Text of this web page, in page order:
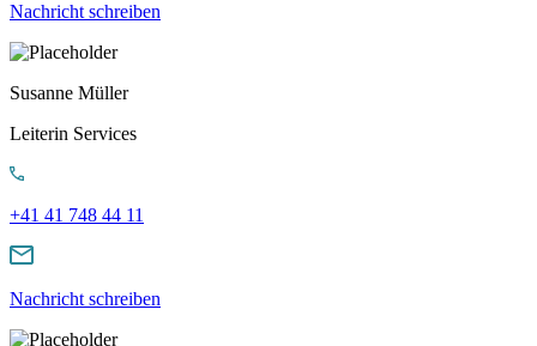
Nachricht schreiben
Susanne Müller
Leiterin Services
+41 41 748 44 11
Nachricht schreiben